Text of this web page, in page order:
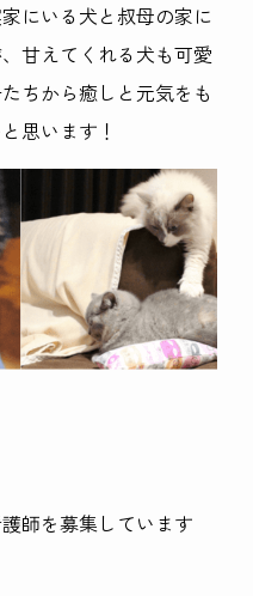
にいる犬と叔母の家に
甘えてくれる犬も可愛
ちから癒しと元気をも
思います！
師を募集しています